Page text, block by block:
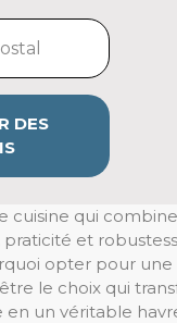
DES
cuisine qui
et
opter pour
le choix qui
en un véritable